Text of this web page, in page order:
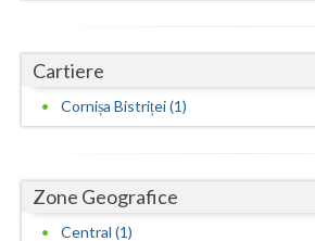
Maramures
Mehedinti
Neamt
Cartiere
Cornișa Bistriței (1)
Zone Geografice
Central (1)